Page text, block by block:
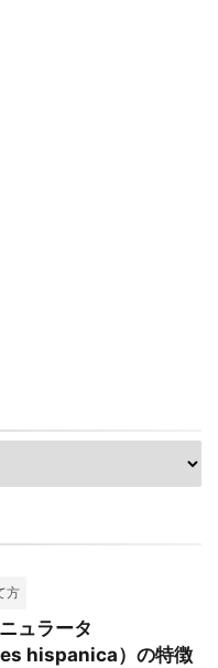
方
ュラータ
hispanica）の特徴